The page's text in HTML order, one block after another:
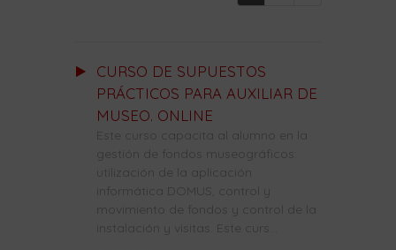
CURSO DE SUPUESTOS
PRÁCTICOS PARA AUXILIAR DE
MUSEO. ONLINE
Este curso capacita al alumno en la
gestión de fondos museográficos:
utilización de la aplicación
informática DOMUS, control y
movimiento de fondos y control de la
instalación y visitas. Este curs...